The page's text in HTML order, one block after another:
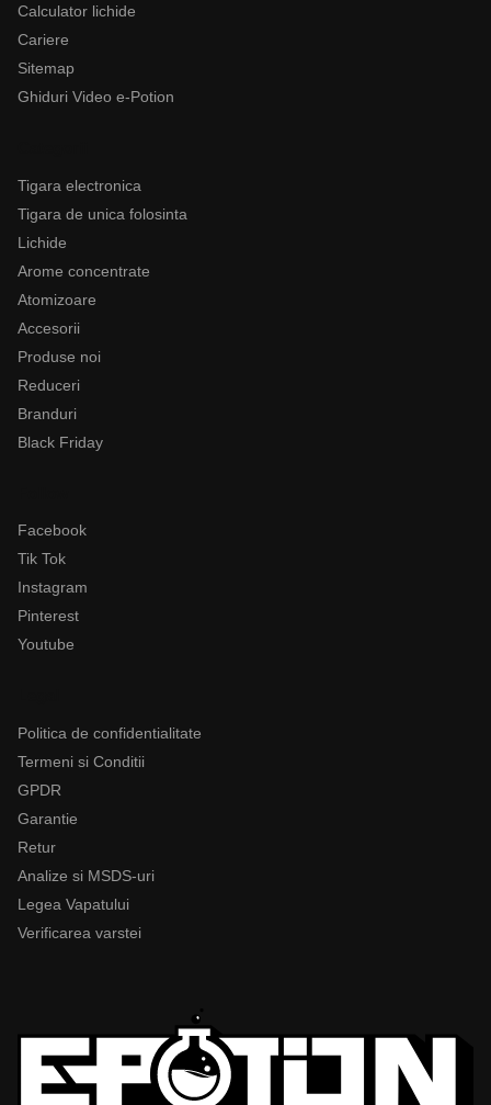
Calculator lichide
Cariere
Sitemap
Ghiduri Video e-Potion
Tigara electronica
Tigara de unica folosinta
Lichide
Arome concentrate
Atomizoare
Accesorii
Produse noi
Reduceri
Branduri
Black Friday
Facebook
Tik Tok
Instagram
Pinterest
Youtube
Politica de confidentialitate
Termeni si Conditii
GPDR
Garantie
Retur
Analize si MSDS-uri
Legea Vapatului
Verificarea varstei